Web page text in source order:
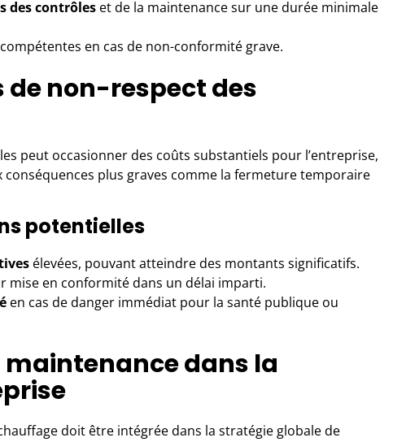
des contrôles et de la maintenance sur une durée minimale
en cas de non-conformité grave.
de non-respect des
peut occasionner des coûts substantiels pour l’entreprise,
plus graves comme la fermeture temporaire
potentielles
élevées, pouvant atteindre des montants significatifs.
mise en conformité dans un délai imparti.
en cas de danger immédiat pour la santé publique ou
dans la
doit être intégrée dans la stratégie globale de